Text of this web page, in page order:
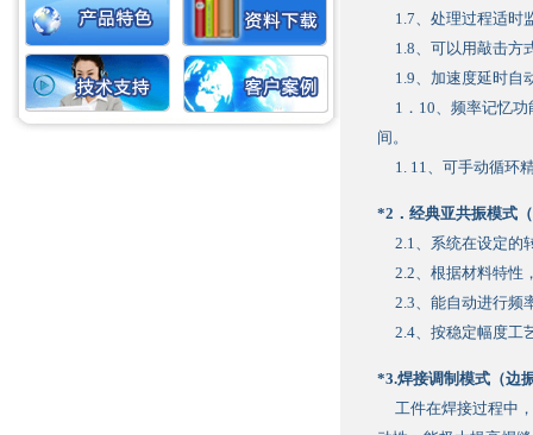
1.7、处理过程适时
1.8、可以用敲击方
1.9、加速度延时自
1．10、频率记忆
间。
1. 11、可手动循环
*2．经典亚共振模式
2.1、系统在设定的
2.2、根据材料特性
2.3、能自动进行频
2.4、按稳定幅度工
*3.焊接调制模式（边
工件在焊接过程中，